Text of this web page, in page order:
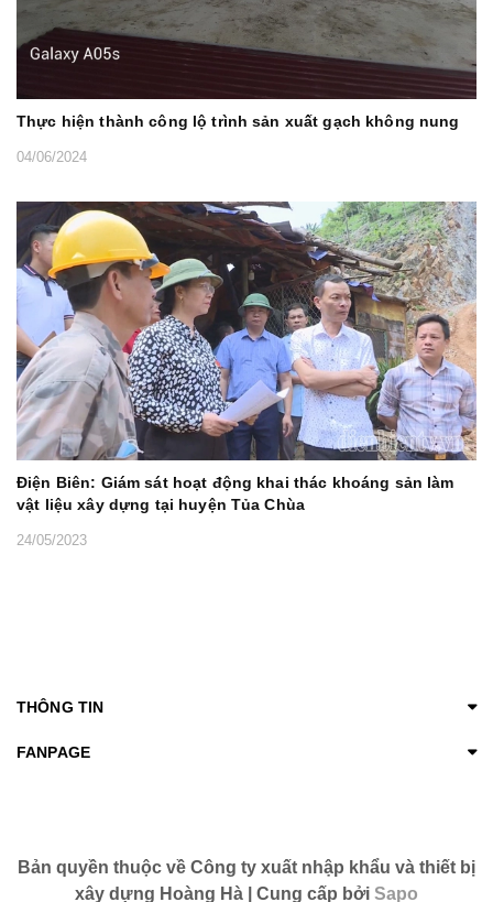
Thực hiện thành công lộ trình sản xuất gạch không nung
04/06/2024
Điện Biên: Giám sát hoạt động khai thác khoáng sản làm
vật liệu xây dựng tại huyện Tủa Chùa
24/05/2023
THÔNG TIN
FANPAGE
Bản quyền thuộc về Công ty xuất nhập khẩu và thiết bị
xây dựng Hoàng Hà | Cung cấp bởi Sapo